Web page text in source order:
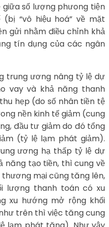
số lượng phưong tiện
“vô hiệu hoá” về mặt
gửi nhằm điều chỉnh khả
tín dụng của các ngân
trung ương nâng tỷ lệ dự
vay và khả năng thanh
hẹp (do số nhân tiền tệ
nền kinh tế giảm (cung
đầu tư giảm do đó tổng
(tỷ lệ lạm phát giảm).
ương hạ thấp tỷ lệ dự
tạo tiền, thì cung về
mại cũng tăng lên,
lượng thanh toán có xu
xu hướng mở rộng khối
trên thì việc tăng cung